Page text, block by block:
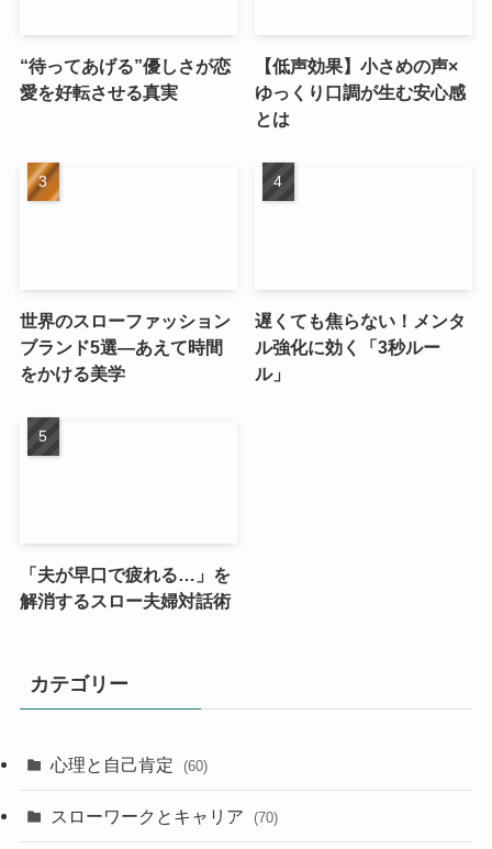
“待ってあげる”優しさが恋
愛を好転させる真実
【低声効果】小さめの声×
ゆっくり口調が生む安心感
とは
世界のスローファッション
ブランド5選—あえて時間
をかける美学
遅くても焦らない！メンタ
ル強化に効く「3秒ルー
ル」
「夫が早口で疲れる…」を
解消するスロー夫婦対話術
カテゴリー
心理と自己肯定 (60)
スローワークとキャリア (70)